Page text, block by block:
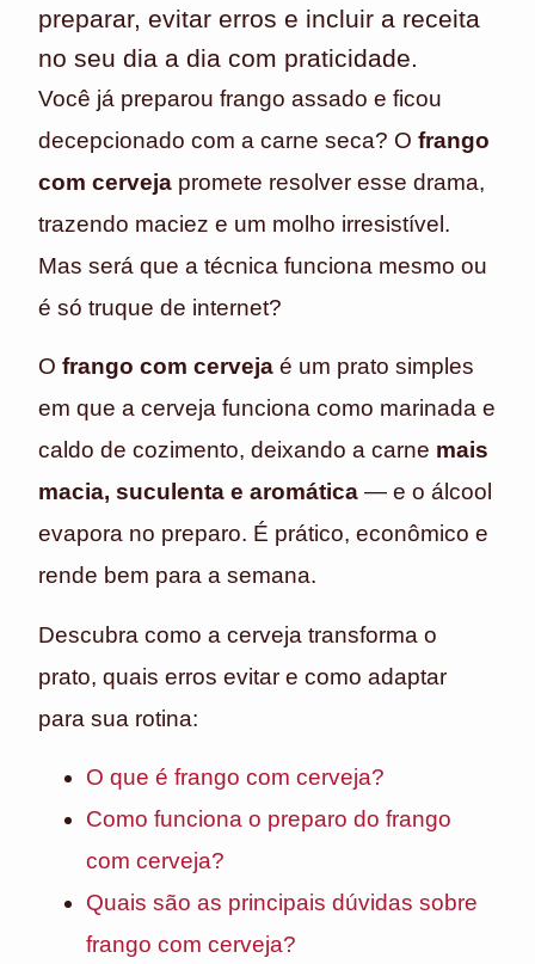
preparar, evitar erros e incluir a receita
no seu dia a dia com praticidade.
Você já preparou frango assado e ficou
decepcionado com a carne seca? O frango
com cerveja promete resolver esse drama,
trazendo maciez e um molho irresistível.
Mas será que a técnica funciona mesmo ou
é só truque de internet?
O frango com cerveja é um prato simples
em que a cerveja funciona como marinada e
caldo de cozimento, deixando a carne mais
macia, suculenta e aromática — e o álcool
evapora no preparo. É prático, econômico e
rende bem para a semana.
Descubra como a cerveja transforma o
prato, quais erros evitar e como adaptar
para sua rotina:
O que é frango com cerveja?
Como funciona o preparo do frango
com cerveja?
Quais são as principais dúvidas sobre
frango com cerveja?